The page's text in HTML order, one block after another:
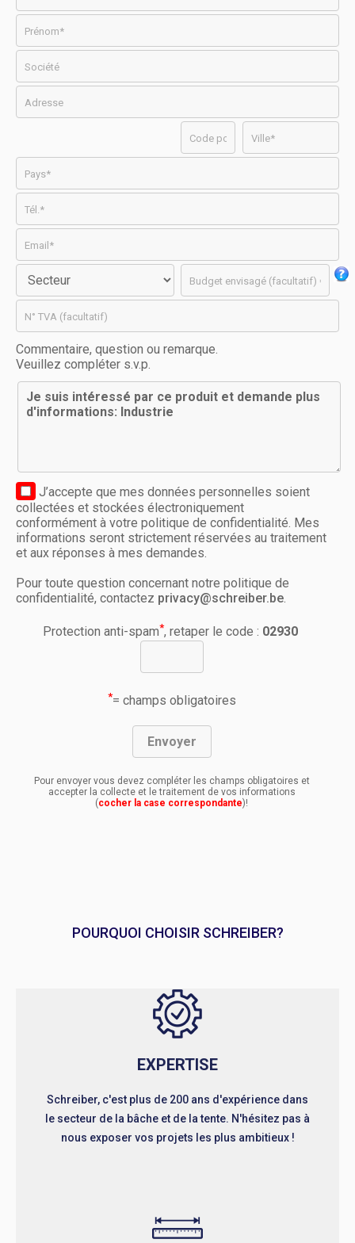
Commentaire, question ou remarque.
Veuillez compléter s.v.p.
J’accepte que mes données personnelles soient
collectées et stockées électroniquement
conformément à votre politique de confidentialité. Mes
informations seront strictement réservées au traitement
et aux réponses à mes demandes.
Pour toute question concernant notre politique de
confidentialité, contactez privacy@schreiber.be.
Protection anti-spam*, retaper le code : 02930
*= champs obligatoires
Pour envoyer vous devez compléter les champs obligatoires et
accepter la collecte et le traitement de vos informations
(cocher la case correspondante)!
POURQUOI CHOISIR SCHREIBER?
EXPERTISE
Schreiber, c'est plus de 200 ans d'expérience dans
le secteur de la bâche et de la tente. N'hésitez pas à
nous exposer vos projets les plus ambitieux !